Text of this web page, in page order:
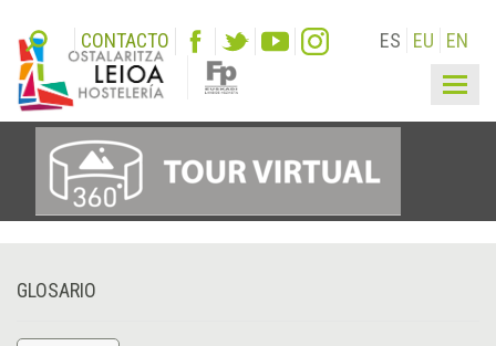
CONTACTO ES EU EN
GLOSARIO